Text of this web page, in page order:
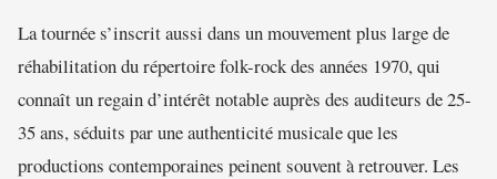
La tournée s’inscrit aussi dans un mouvement plus large de
réhabilitation du répertoire folk-rock des années 1970, qui
connaît un regain d’intérêt notable auprès des auditeurs de 25-
35 ans, séduits par une authenticité musicale que les
productions contemporaines peinent souvent à retrouver. Les